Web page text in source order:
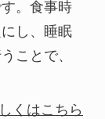
。食事時
し、睡眠
ことで、
くはこちら